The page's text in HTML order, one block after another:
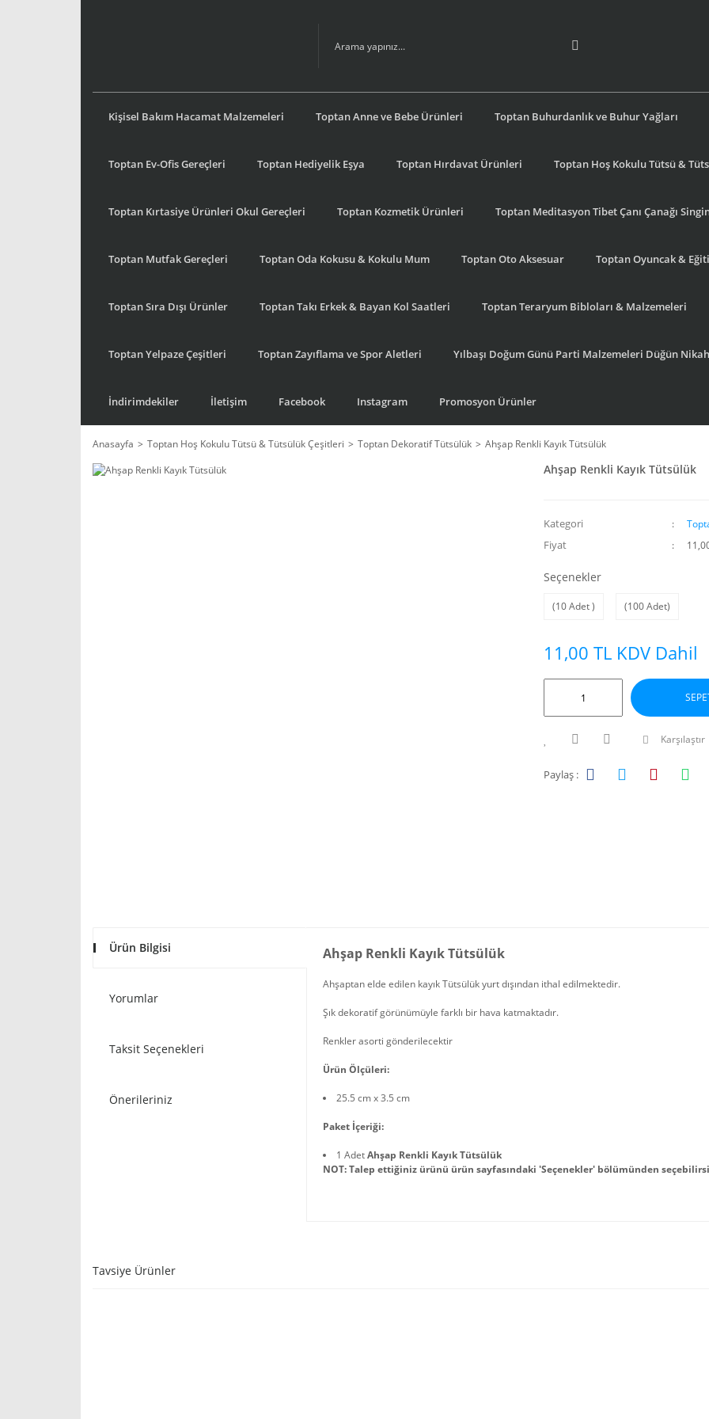
Kişisel Bakım Hacamat Malzemeleri Toptan Anne ve Bebe Ürünleri Toptan Buhurdanlık ve Buhur Yağları
Toptan Ev-Ofis Gereçleri Toptan Hediyelik Eşya Toptan Hırdavat Ürünleri Toptan Hoş Kokulu Tütsü &
Toptan Kırtasiye Ürünleri Okul Gereçleri Toptan Kozmetik Ürünleri Toptan Meditasyon Tibet Çanı Çanağı
Toptan Mutfak Gereçleri Toptan Oda Kokusu & Kokulu Mum Toptan Oto Aksesuar Toptan Oyuncak &
Toptan Sıra Dışı Ürünler Toptan Takı Erkek & Bayan Kol Saatleri Toptan Teraryum Bibloları & Malzemeleri
Toptan Yelpaze Çeşitleri Toptan Zayıflama ve Spor Aletleri Yılbaşı Doğum Günü Parti Malzemeleri Düğün
İndirimdekiler İletişim Facebook Instagram Promosyon Ürünler
Anasayfa Toptan Hoş Kokulu Tütsü & Tütsülük Çeşitleri Toptan Dekoratif Tütsülük Ahşap Renkli Kayık Tütsülük
Ahşap Renkli Kayık Tütsülük
Kategori
Fiyat
Seçenekler
(10 Adet ) (100 Adet)
11,00 TL KDV Dahil
Karşılaştır
Paylaş :
Ürün Bilgisi
Yorumlar
Taksit Seçenekleri
Önerileriniz
Ahşap Renkli Kayık Tütsülük
Ahşaptan elde edilen kayık Tütsülük yurt dışından ithal edilmektedir.
Şık dekoratif görünümüyle farklı bir hava katmaktadır.
Renkler asorti gönderilecektir
Ürün Ölçüleri:
25.5 cm x 3.5 cm
Paket İçeriği:
1 AdetAhşap Renkli Kayık Tütsülük
NOT: Talep ettiğiniz ürünü ürün sayfasındaki 'Seçenekler' bölümünden
Tavsiye Ürünler